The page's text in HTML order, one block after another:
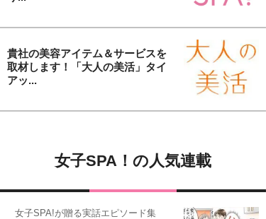
貴社の美容アイテム＆サービスを
取材します！「大人の美活」タイ
アッ...
女子SPA！の人気連載
女子SPA!が贈る実話エピソード集